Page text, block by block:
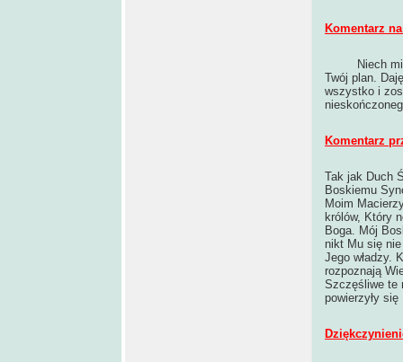
Komentarz
Niech
Twój plan.
wszystko i
Komentarz
Tak jak Duch
Boskiemu
Moim
królów, Który
Boga. Mój
nikt Mu się
Jego władzy.
rozpoznają
Szczęśliwe te
powierzyły